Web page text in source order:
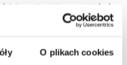
O plikach cookies
zmieniającego się ładu
o współpracy pomiędzy